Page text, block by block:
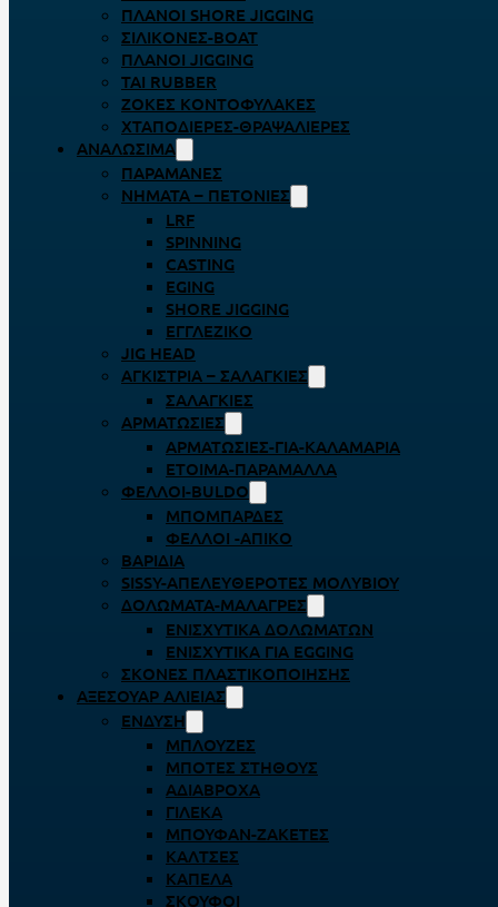
ΠΛΆΝΟΙ SHORE JIGGING
ΣΙΛΙΚΌΝΕΣ-BOAT
ΠΛΆΝΟΙ JIGGING
TAI RUBBER
ΖΌΚΕΣ ΚΟΝΤΟΦΎΛΑΚΕΣ
ΧΤΑΠΟΔΙΈΡΕΣ-ΘΡΑΨΑΛΙΈΡΕΣ
ΑΝΑΛΏΣΙΜΑ
ΠΑΡΑΜΆΝΕΣ
ΝΉΜΑΤΑ – ΠΕΤΟΝΙΈΣ
LRF
SPINNING
CASTING
EGING
SHORE JIGGING
ΕΓΓΛΈΖΙΚΟ
JIG HEAD
ΑΓΚΊΣΤΡΙΑ – ΣΑΛΑΓΚΙΈΣ
ΣΑΛΑΓΚΙΈΣ
ΑΡΜΑΤΩΣΙΈΣ
ΑΡΜΑΤΩΣΙΈΣ-ΓΙΑ-ΚΑΛΑΜΆΡΙΑ
ΈΤΟΙΜΑ-ΠΑΡΆΜΑΛΛΑ
ΦΕΛΛΟΊ-BULDO
ΜΠΟΜΠΆΡΔΕΣ
ΦΕΛΛΟΊ -ΑΠΊΚΟ
ΒΑΡΊΔΙΑ
SISSY-ΑΠΕΛΕΥΘΕΡΟΤΈΣ ΜΟΛΥΒΙΟΎ
ΔΟΛΏΜΑΤΑ-ΜΑΛΆΓΡΕΣ
ΕΝΙΣΧΥΤΙΚΆ ΔΟΛΩΜΆΤΩΝ
ΕΝΙΣΧΥΤΙΚΆ ΓΙΑ EGGING
ΣΚΌΝΕΣ ΠΛΑΣΤΙΚΟΠΟΊΗΣΗΣ
ΑΞΕΣΟΥΆΡ ΑΛΙΕΊΑΣ
ΈΝΔΥΣΗ
ΜΠΛΟΎΖΕΣ
ΜΠΌΤΕΣ ΣΤΉΘΟΥΣ
ΑΔΙΆΒΡΟΧΑ
ΓΙΛΈΚΑ
ΜΠΟΥΦΆΝ-ΖΑΚΈΤΕΣ
ΚΆΛΤΣΕΣ
ΚΑΠΈΛΑ
ΣΚΟΎΦΟΙ